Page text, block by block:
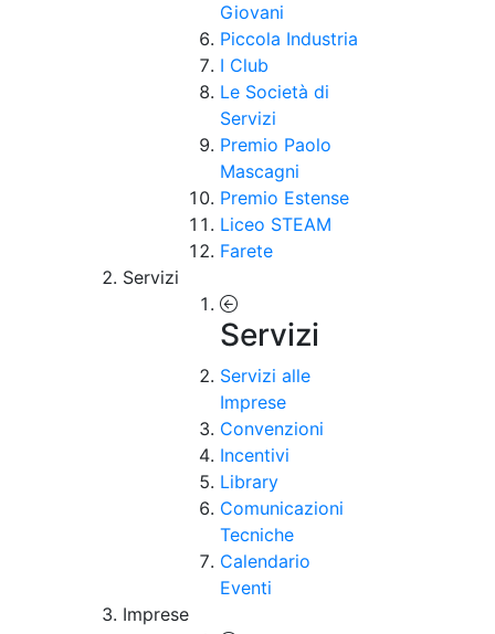
Giovani
Piccola Industria
I Club
Le Società di
Servizi
Premio Paolo
Mascagni
Premio Estense
Liceo STEAM
Farete
Servizi
Servizi
Servizi alle
Imprese
Convenzioni
Incentivi
Library
Comunicazioni
Tecniche
Calendario
Eventi
Imprese